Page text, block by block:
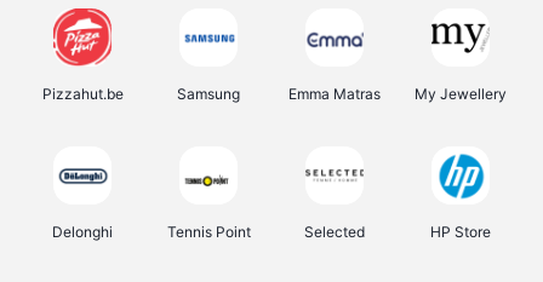
Pizzahut.be Samsung Emma Matras My Jewellery
Delonghi Tennis Point Selected HP Store